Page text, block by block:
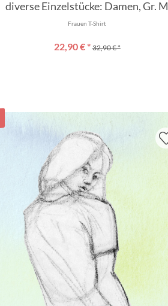
diverse Einzelstücke: Damen, Gr. M
Frauen T-Shirt
22,90 € * 32,90 € *